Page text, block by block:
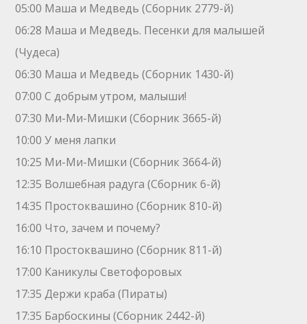
05:00 Маша и Медведь (Сборник 2779-й)
06:28 Маша и Медведь. Песенки для малышей
(Чудеса)
06:30 Маша и Медведь (Сборник 1430-й)
07:00 С добрым утром, малыши!
07:30 Ми-Ми-Мишки (Сборник 3665-й)
10:00 У меня лапки
10:25 Ми-Ми-Мишки (Сборник 3664-й)
12:35 Волшебная радуга (Сборник 6-й)
14:35 Простоквашино (Сборник 810-й)
16:00 Что, зачем и почему?
16:10 Простоквашино (Сборник 811-й)
17:00 Каникулы Светофоровых
17:35 Держи краба (Пираты)
17:35 Барбоскины (Сборник 2442-й)